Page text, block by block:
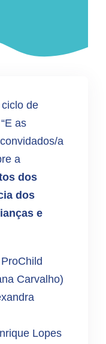
de
as
a
a
dos
dos
e
Carvalho)
Lopes